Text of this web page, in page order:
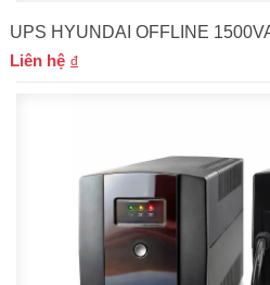
UPS HYUNDAI OFFLINE
Liên hệ